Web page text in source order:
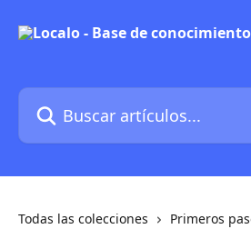
Buscar artículos...
Todas las colecciones
Primeros